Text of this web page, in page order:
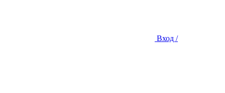
Вход /